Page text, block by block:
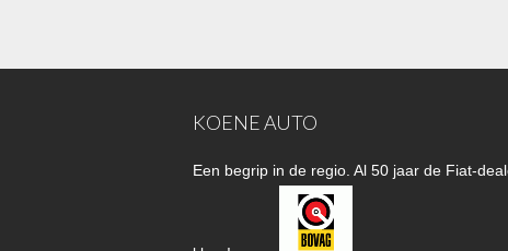
KOENE AUTO
Een begrip in de regio. Al 50 jaar de Fiat-